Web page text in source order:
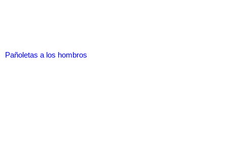
Pañoletas a los hombros